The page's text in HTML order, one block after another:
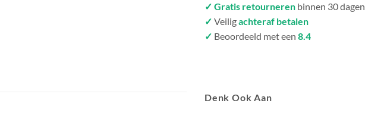
✓ Gratis retourneren binnen 30 dagen
✓ Veiligachteraf betalen
✓ Beoordeeld met een 8.4
Denk Ook Aan